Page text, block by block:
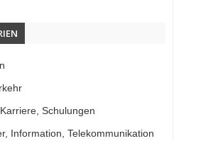
Schulungen
Information, Telekommunikation